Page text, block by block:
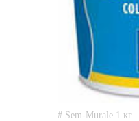
# Sem-Murale 1 кг.